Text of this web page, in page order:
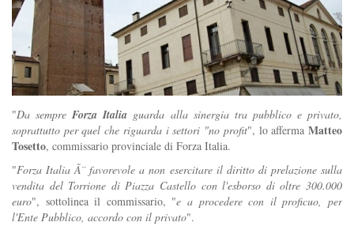
"Da sempreForza Italia guarda alla sinergia tra pubblico e privato,
soprattutto per quel che riguarda i settori "no profit", lo affermaMatteo
Tosetto, commissario provinciale di Forza Italia.
"Forza Italia Ã¨ favorevole a non esercitare il diritto di prelazione sulla
vendita del Torrione di Piazza Castello con l'esborso di oltre 300.000
euro", sottolinea il commissario, "e a procedere con il proficuo, per
l'Ente Pubblico, accordo con il privato".